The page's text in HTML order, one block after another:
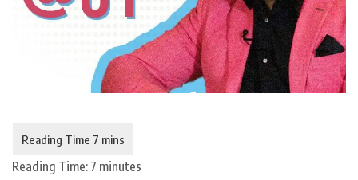
Reading Time: 7 minutes